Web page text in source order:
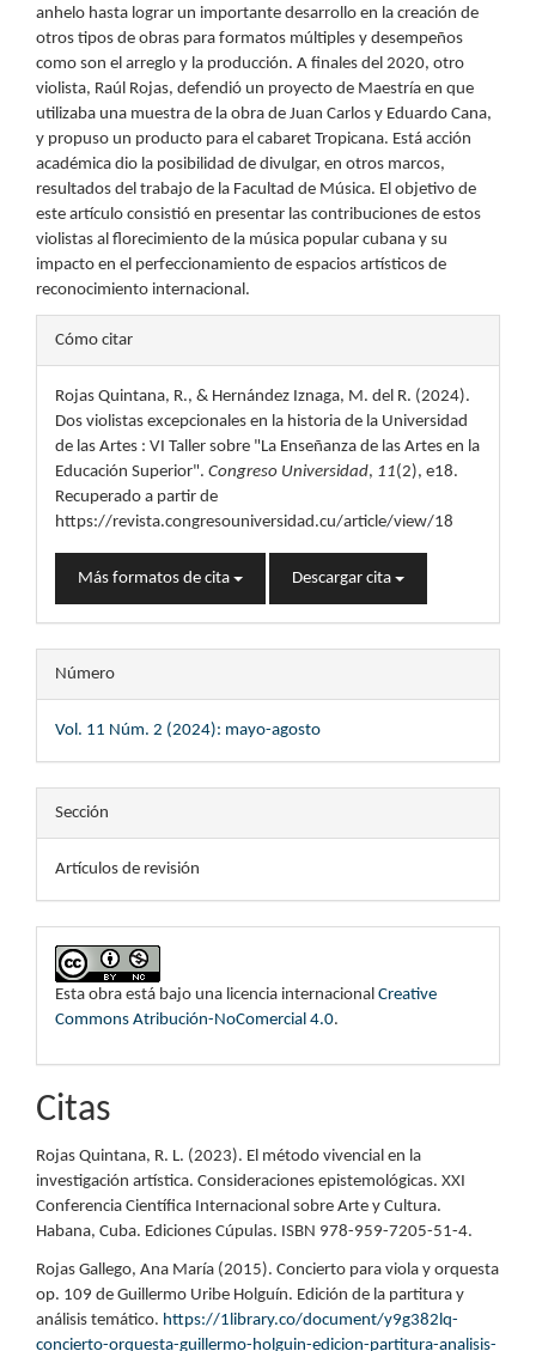
anhelo hasta lograr un importante desarrollo en la creación de
otros tipos de obras para formatos múltiples y desempeños
como son el arreglo y la producción. A finales del 2020, otro
violista, Raúl Rojas, defendió un proyecto de Maestría en que
utilizaba una muestra de la obra de Juan Carlos y Eduardo Cana,
y propuso un producto para el cabaret Tropicana. Está acción
académica dio la posibilidad de divulgar, en otros marcos,
resultados del trabajo de la Facultad de Música. El objetivo de
este artículo consistió en presentar las contribuciones de estos
violistas al florecimiento de la música popular cubana y su
impacto en el perfeccionamiento de espacios artísticos de
reconocimiento internacional.
Detalles
del
artículo
Cómo citar
Rojas Quintana, R., & Hernández Iznaga, M. del R. (2024).
Dos violistas excepcionales en la historia de la Universidad
de las Artes : VI Taller sobre "La Enseñanza de las Artes en la
Educación Superior". Congreso Universidad, 11(2), e18.
Recuperado a partir de
https://revista.congresouniversidad.cu/article/view/18
Más formatos de cita Descargar cita
Número
Vol. 11 Núm. 2 (2024): mayo-agosto
Sección
Artículos de revisión
Esta obra está bajo una licencia internacional Creative
Commons Atribución-NoComercial 4.0.
Citas
Rojas Quintana, R. L. (2023). El método vivencial en la
investigación artística. Consideraciones epistemológicas. XXI
Conferencia Científica Internacional sobre Arte y Cultura.
Habana, Cuba. Ediciones Cúpulas. ISBN 978-959-7205-51-4.
Rojas Gallego, Ana María (2015). Concierto para viola y orquesta
op. 109 de Guillermo Uribe Holguín. Edición de la partitura y
análisis temático. https://1library.co/document/y9g382lq-
concierto-orquesta-guillermo-holguin-edicion-partitura-analisis-